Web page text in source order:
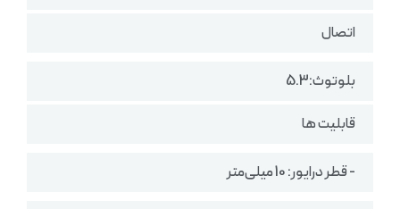
اتصال
بلوتوث:5.3
قابلیت ها
- قطر درایور: 10 میلی‌متر